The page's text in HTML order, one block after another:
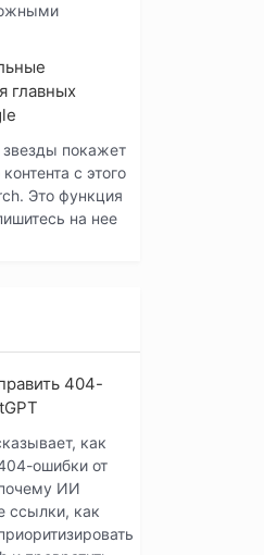
главных
покажет
с этого
Это функция
на нее
404-
как
ошибки от
ИИ
ссылки, как